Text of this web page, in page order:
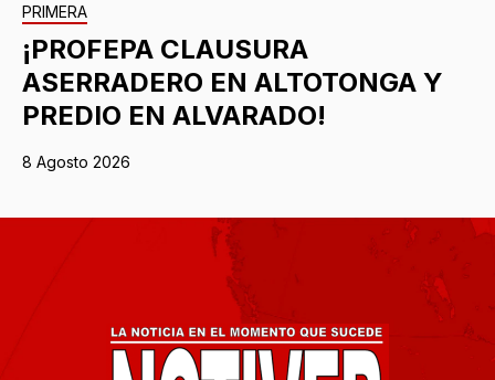
PRIMERA
¡PROFEPA CLAUSURA
ASERRADERO EN ALTOTONGA Y
PREDIO EN ALVARADO!
8 Agosto 2026